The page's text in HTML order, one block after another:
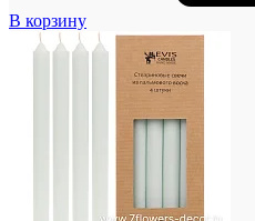
В корзину